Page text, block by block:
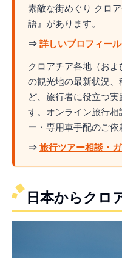
素敵な街めぐり クロ
語』があります。
⇒ 詳しいプロフィー
クロアチア各地（およ
の観光地の最新状況
ど、旅行者に役立つ
す。オンライン旅行
ー・専用車手配のご依
⇒ 旅行ツアー相談・
日本からクロ